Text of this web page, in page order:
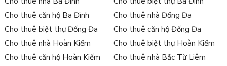
Cho thuê căn hộ Ba Đình
Cho thuê nhà Đống Đa
Cho thuê biệt thự Đống Đa
Cho thuê căn hộ Đống Đa
Cho thuê nhà Hoàn Kiếm
Cho thuê biệt thự Hoàn Kiếm
Cho thuê căn hộ Hoàn Kiếm
Cho thuê nhà Bắc Từ Liêm